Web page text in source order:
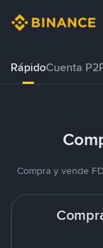
RápidoCuenta
Compra y vende